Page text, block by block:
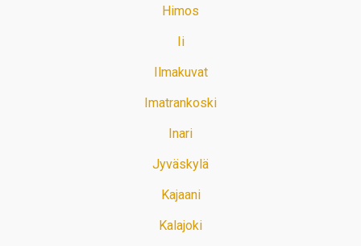
Himos
Ii
Ilmakuvat
Imatrankoski
Inari
Jyväskylä
Kajaani
Kalajoki